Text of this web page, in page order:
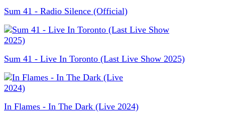
Sum 41 - Radio Silence (Official)
Sum 41 - Live In Toronto (Last Live Show 2025)
In Flames - In The Dark (Live 2024)